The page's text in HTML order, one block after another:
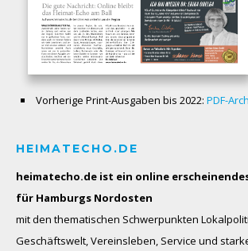
Vorherige Print-Ausgaben bis 2022: PDF-
HEIMATECHO.DE
heimatecho.de ist ein online
für Hamburgs Nordosten
mit den thematischen Schwerpunkten
Geschäftswelt, Vereinsleben, Service und